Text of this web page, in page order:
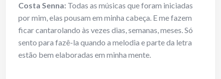
Costa Senna: Todas as músicas que foram iniciadas
por mim, elas pousam em minha cabeça. E me fazem
ficar cantarolando às vezes dias, semanas, meses. Só
sento para fazê-la quando a melodia e parte da letra
estão bem elaboradas em minha mente.